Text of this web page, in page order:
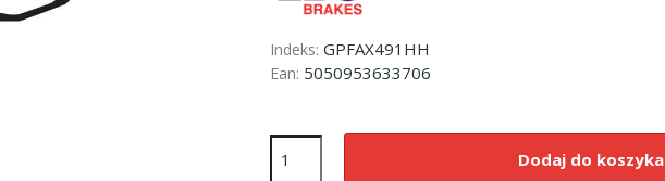
Indeks: GPFAX491HH
Ean: 5050953633706
Dodaj do koszyka